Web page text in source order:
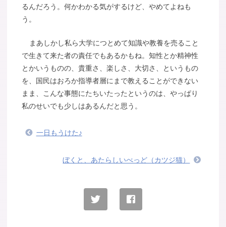
るんだろう。何かわかる気がするけど、やめてよねも
う。
まあしかし私ら大学につとめて知識や教養を売ること
で生きて来た者の責任でもあるかもね。知性とか精神性
とかいうものの、貴重さ、楽しさ、大切さ、というもの
を、国民はおろか指導者層にまで教えることができない
まま、こんな事態にたちいたったというのは、やっぱり
私のせいでも少しはあるんだと思う。
一日もうけた♪
ぼくと、あたらしいべっど（カツジ猫）